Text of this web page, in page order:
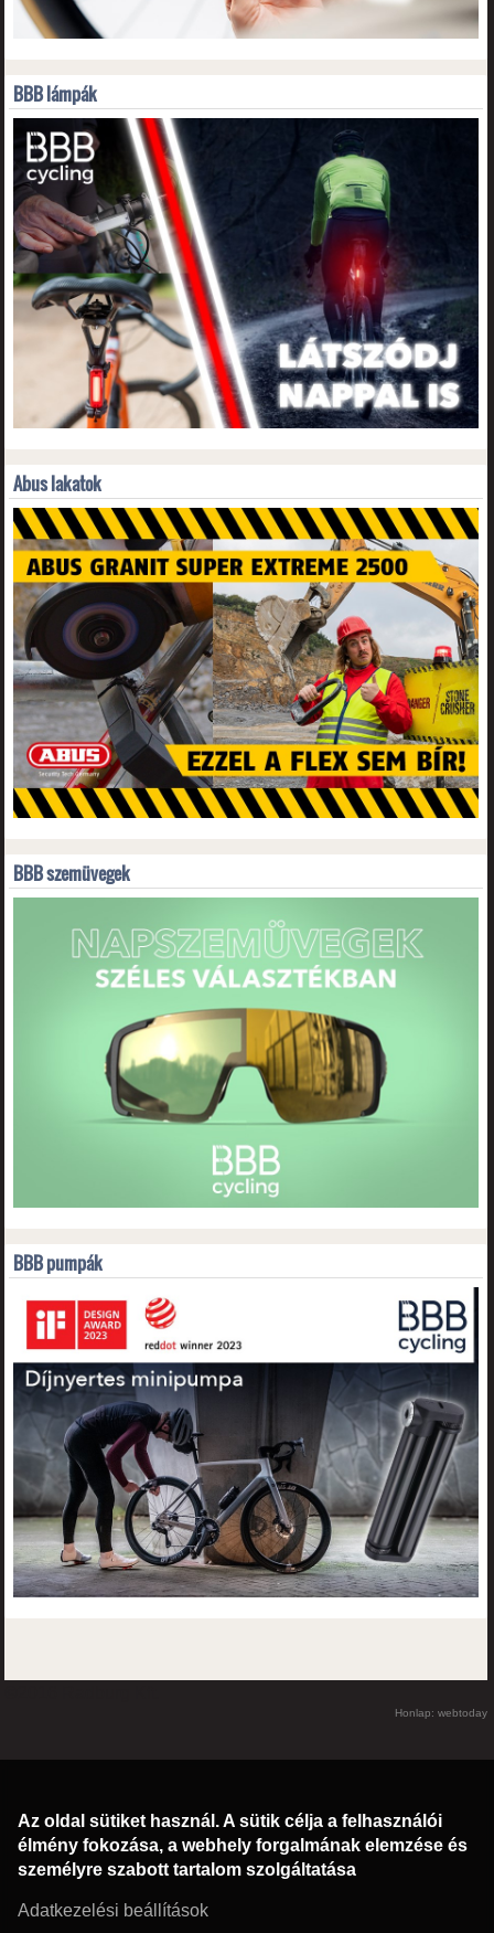
BBB lámpák
Abus lakatok
BBB szemüvegek
BBB pumpák
Honlap: webtoday
Az oldal sütiket használ. A sütik célja a felhasználói
élmény fokozása, a webhely forgalmának elemzése és
személyre szabott tartalom szolgáltatása
Adatkezelési beállítások